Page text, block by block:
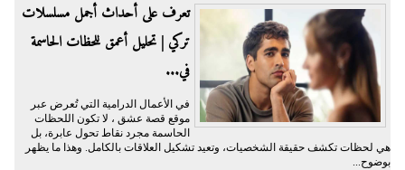
تعرف على أحداث أجمل مسلسلات
تركي | تحليل أعمق للحظات الحاسمة
في...
في الأعمال الدرامية التي تُعرض عبر
موقع قصة عشق ، لا تكون اللحظات
الحاسمة مجرد نقاط تحول عابرة، بل
هي لحظات تكشف حقيقة الشخصيات، وتعيد تشكيل العلاقات بالكامل. وهذا ما يظهر
بوضوح...